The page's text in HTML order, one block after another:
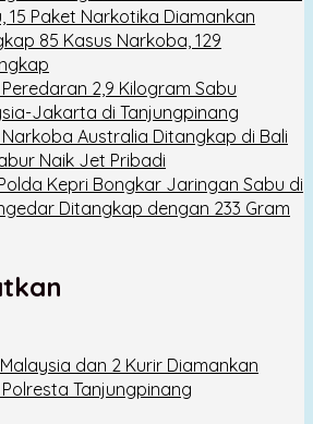
15 Paket Narkotika Diamankan
85 Kasus Narkoba, 129
2,9 Kilogram Sabu
Jakarta di Tanjungpinang
Australia Ditangkap di Bali
Naik Jet Pribadi
Kepri Bongkar Jaringan Sabu di
Ditangkap dengan 233 Gram
dan 2 Kurir Diamankan
Tanjungpinang